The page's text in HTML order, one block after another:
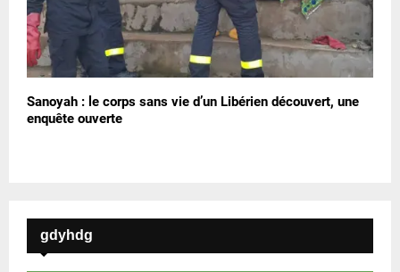
Sanoyah : le corps sans vie d’un Libérien découvert, une
enquête ouverte
gdyhdg